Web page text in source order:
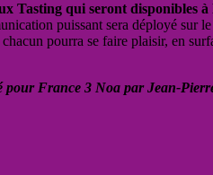
Tasting qui seront disponibles à
puissant sera déployé sur
pourra se faire plaisir, en
pour France 3 Noa par Jean-